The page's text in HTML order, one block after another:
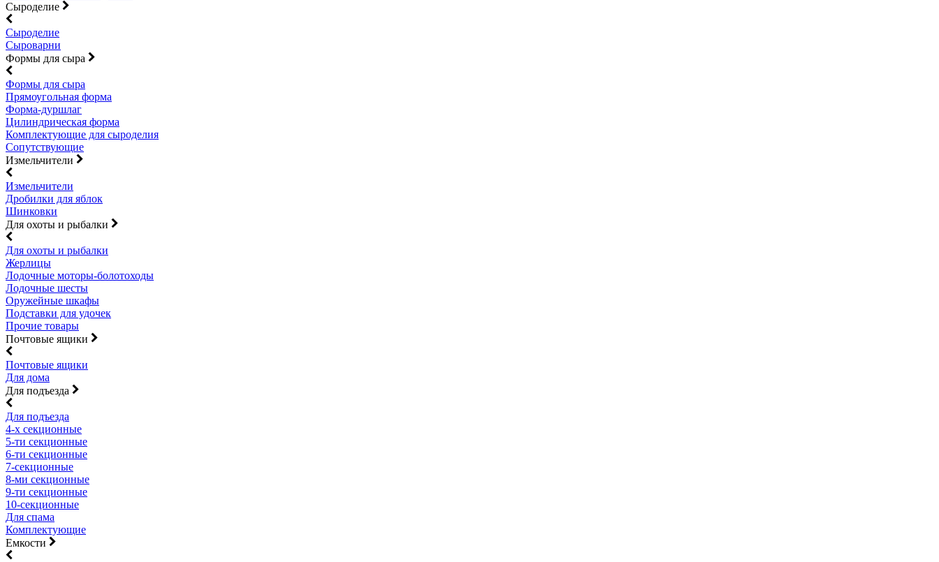
Сыроделие
Сыроделие
Сыроварни
Формы для сыра
Формы для сыра
Прямоугольная форма
Форма-дуршлаг
Цилиндрическая форма
Комплектующие для сыроделия
Сопутствующие
Измельчители
Измельчители
Дробилки для яблок
Шинковки
Для охоты и рыбалки
Для охоты и рыбалки
Жерлицы
Лодочные моторы-болотоходы
Лодочные шесты
Оружейные шкафы
Подставки для удочек
Прочие товары
Почтовые ящики
Почтовые ящики
Для дома
Для подъезда
Для подъезда
4-х секционные
5-ти секционные
6-ти секционные
7-секционные
8-ми секционные
9-ти секционные
10-секционные
Для спама
Комплектующие
Емкости